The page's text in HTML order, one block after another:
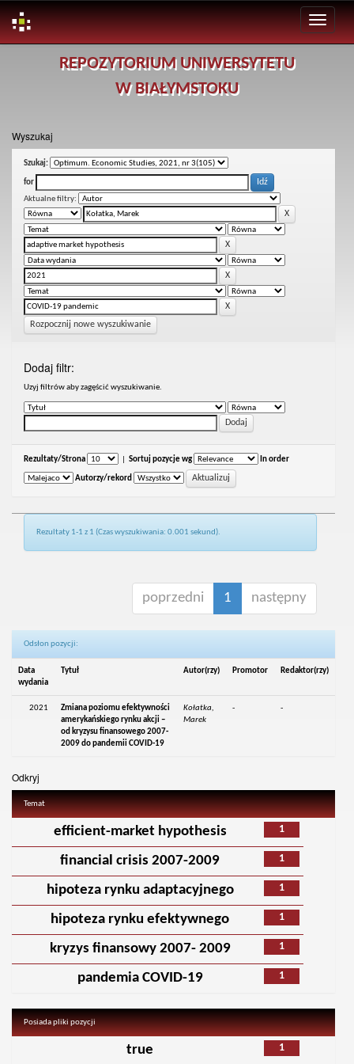
REPOZYTORIUM UNIWERSYTETU
W BIAŁYMSTOKU
Wyszukaj
Szukaj:
for
Aktualne filtry:
Rozpocznij nowe wyszukiwanie
Dodaj filtr:
Uzyj filtrów aby zagęścić wyszukiwanie.
Rezultaty/Strona Sortuj pozycje wg In order
Autorzy/rekord
Rezultaty 1-1 z 1 (Czas wyszukiwania: 0.001 sekund).
poprzedni 1 następny
Odsłon pozycji:
Data
wydania
Tytuł Autor(rzy) Promotor Redaktor(rzy)
2021
Zmiana poziomu efektywności
amerykańskiego rynku akcji –
od kryzysu finansowego 2007-
2009 do pandemii COVID-19
Kołatka,
Marek
- -
Odkryj
Temat
1
efficient-market hypothesis
1
financial crisis 2007-2009
1
hipoteza rynku adaptacyjnego
1
hipoteza rynku efektywnego
1
kryzys finansowy 2007- 2009
1
pandemia COVID-19
Posiada pliki pozycji
1
true